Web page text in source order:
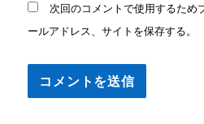
次回のコメントで使用するため
ールアドレス、サイトを保存する。